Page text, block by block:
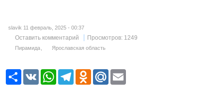
slavik 11 февраль, 2025 - 00:37
Оставить комментарий Просмотров: 1249
Пирамида Ярославская область
Р
V
K
W
T
O
M